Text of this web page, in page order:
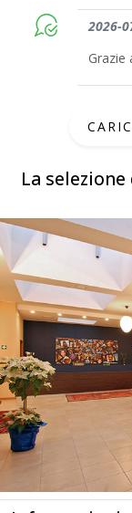
La
2026-
Grazie